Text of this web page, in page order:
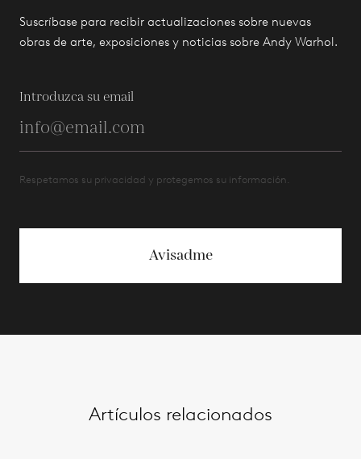
Suscríbase para recibir actualizaciones sobre nuevas
obras de arte, exposiciones y noticias sobre Andy Warhol.
Introduzca su email
Respetamos su privacidad y protegemos su información.
Avisadme
Artículos relacionados